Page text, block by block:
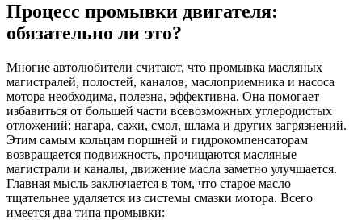
Процесс промывки двигателя:
обязательно ли это?
Многие автолюбители считают, что промывка масляных
магистралей, полостей, каналов, маслоприемника и насоса
мотора необходима, полезна, эффективна. Она помогает
избавиться от большей части всевозможных углеродистых
отложений: нагара, сажи, смол, шлама и других загрязнений.
Этим самым кольцам поршней и гидрокомпенсаторам
возвращается подвижность, прочищаются масляные
магистрали и каналы, движение масла заметно улучшается.
Главная мысль заключается в том, что старое масло
тщательнее удаляется из системы смазки мотора. Всего
имеется два типа промывки: